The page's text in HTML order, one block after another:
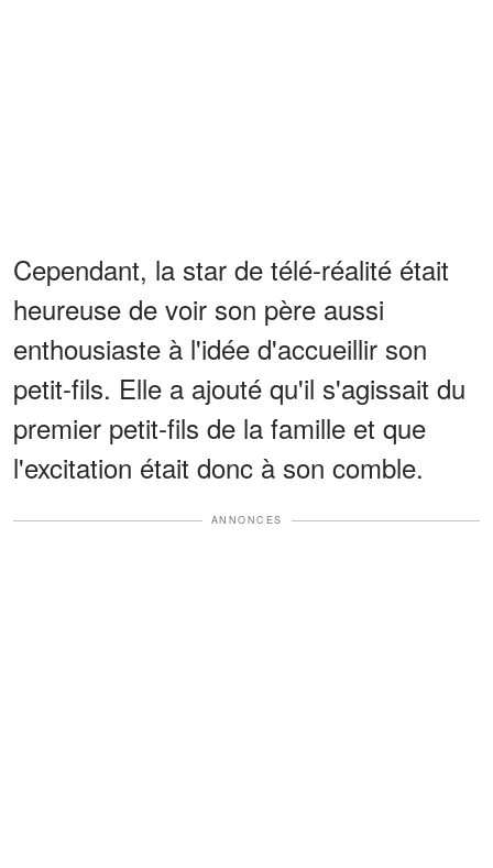
Cependant, la star de télé-réalité était
heureuse de voir son père aussi
enthousiaste à l'idée d'accueillir son
petit-fils. Elle a ajouté qu'il s'agissait du
premier petit-fils de la famille et que
l'excitation était donc à son comble.
ANNONCES